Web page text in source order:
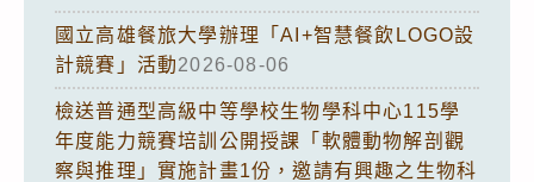
國立高雄餐旅大學辦理「AI+智慧餐飲LOGO設
計競賽」活動2026-08-06
檢送普通型高級中等學校生物學科中心115學
年度能力競賽培訓公開授課「軟體動物解剖觀
察與推理」實施計畫1份，邀請有興趣之生物科